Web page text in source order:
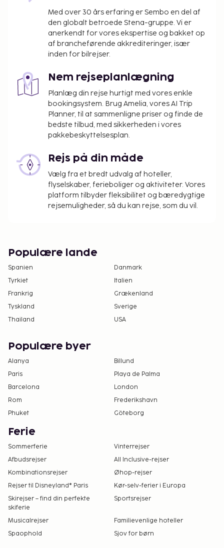
timer). Kontinental morgenmad tilbydes mod gebyr
dagligt fra kl. 07.30 til kl. 10.30.
Gebyr for kontinental morgenmad: 250 INR for
voksne og 100 INR for børn (cirkapriser)
Der er mulighed for køkken/tekøkken mod et
Gebyr for ekstra seng: 699.0 INR pr. nat
Ovenstående liste er muligvis ikke fuldstændig.
Gebyrer og depositummer inkluderer muligvis ikke
skat og kan ændres uden varsel.
Ingen kæledyr er tilladt på hotellet. Dette
Det er nødvendigt at have en bil for at komme
til og fra dette overnatningssted.
Gæster kan få adgang til deres værelser med
en mobilenhed.
Med over 30 års erfaring er Sembo en del af
den globalt betroede Stena-gruppe. Vi er
anerkendt for vores ekspertise og bakket op
af brancheførende akkrediteringer, især
inden for bilrejser.
Nem rejseplanlægning
Planlæg din rejse hurtigt med vores enkle
bookingsystem. Brug Amelia, vores AI Trip
Planner, til at sammenligne priser og finde de
bedste tilbud, med sikkerheden i vores
pakkebeskyttelsesplan.
Rejs på din måde
Vælg fra et bredt udvalg af hoteller,
flyselskaber, ferieboliger og aktiviteter. Vores
platform tilbyder fleksibilitet og bæredygtige
rejsemuligheder, så du kan rejse, som du vil.
Populære lande
Spanien
Danmark
Tyrkiet
Italien
Frankrig
Grækenland
Tyskland
Sverige
Thailand
USA
Populære byer
Alanya
Billund
Paris
Playa de Palma
Barcelona
London
Rom
Frederikshavn
Phuket
Göteborg
Ferie
Sommerferie
Vinterrejser
Afbudsrejser
All Inclusive-rejser
Kombinationsrejser
Øhop-rejser
Rejser til Disneyland® Paris
Kør-selv-ferier i Europa
Skirejser – find din perfekte
skiferie
Sportsrejser
Musicalrejser
Familievenlige hoteller
Spaophold
Sjov for børn